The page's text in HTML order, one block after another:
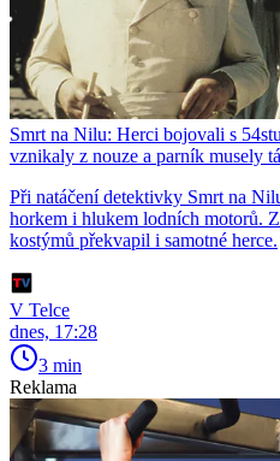
Smrt na Nilu: Herci bojovali s
vznikaly z nouze a parník musely
Při natáčení detektivky Smrt na
horkem i hlukem lodních motorů.
kostýmů překvapil i samotné herce.
V Telce
dnes, 17:28
3 min
Reklama